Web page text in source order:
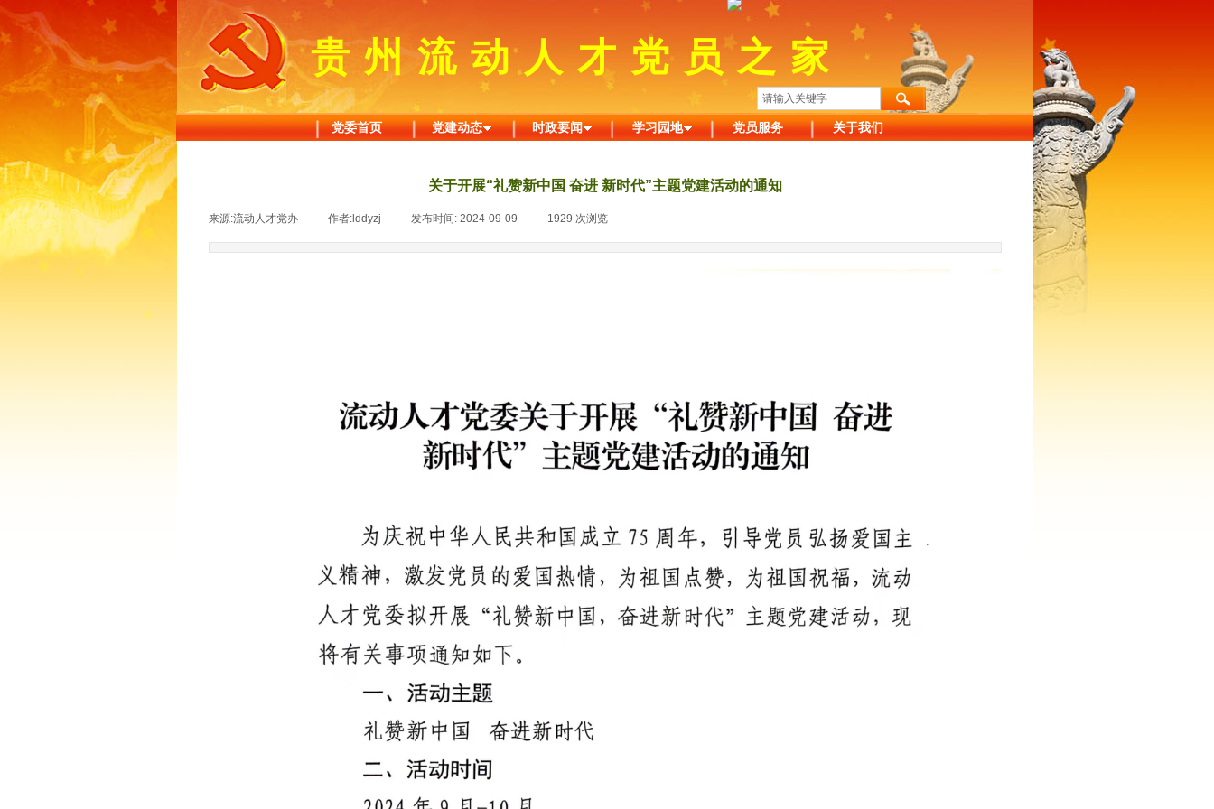
贵州流动人才党员之家
党委首页 党建动态 时政要闻 学习园地 党员服务 关于我们
关于开展“礼赞新中国 奋进 新时代”主题党建活动的通知
来源:流动人才党办 作者: lddyzj 发布时间: 2024-09-09 1929 次浏览